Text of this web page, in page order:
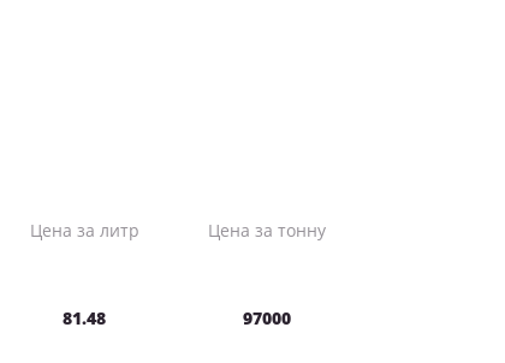
Цена за литр Цена за тонну
81.48 97000